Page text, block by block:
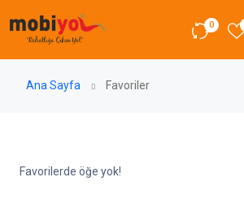
0
Ana Sayfa Favoriler
Favorilerde öğe yok!